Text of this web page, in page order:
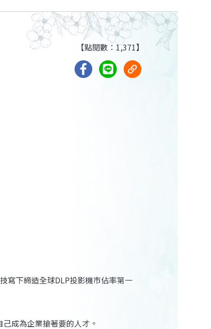
【點閱數：1,371】
寫下締造全球DLP投影機市佔率第一
成為企業搶著要的人才。